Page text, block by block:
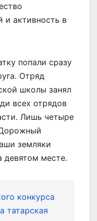
и активность в
попали сразу
Отряд
школы занял
всех отрядов
Лишь четыре
земляки
девятом месте.
конкурса
татарская